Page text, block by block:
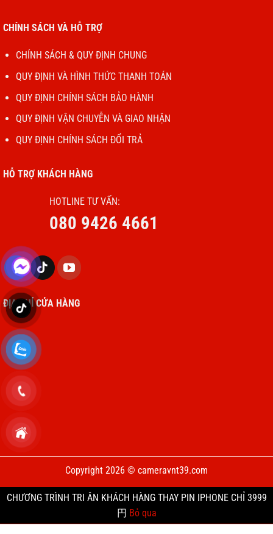
CHÍNH SÁCH VÀ HỖ TRỢ
CHÍNH SÁCH & QUY ĐỊNH CHUNG
QUY ĐỊNH VÀ HÌNH THỨC THANH TOÁN
QUY ĐỊNH CHÍNH SÁCH BẢO HÀNH
QUY ĐỊNH VẬN CHUYỄN VÀ GIAO NHẬN
QUY ĐỊNH CHÍNH SÁCH ĐỔI TRẢ
HỖ TRỢ KHÁCH HÀNG
HOTLINE TƯ VẤN:
080 9426 4661
ĐỊA CHỈ CỬA HÀNG
Copyright 2026 © cameravnt39.com
CHƯƠNG TRÌNH TRI ÂN KHÁCH HÀNG THAY PIN IPHONE CHỈ 3999
円 Bỏ qua